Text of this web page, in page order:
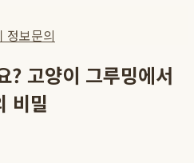
정보문의
? 고양이 그루밍에서
비밀